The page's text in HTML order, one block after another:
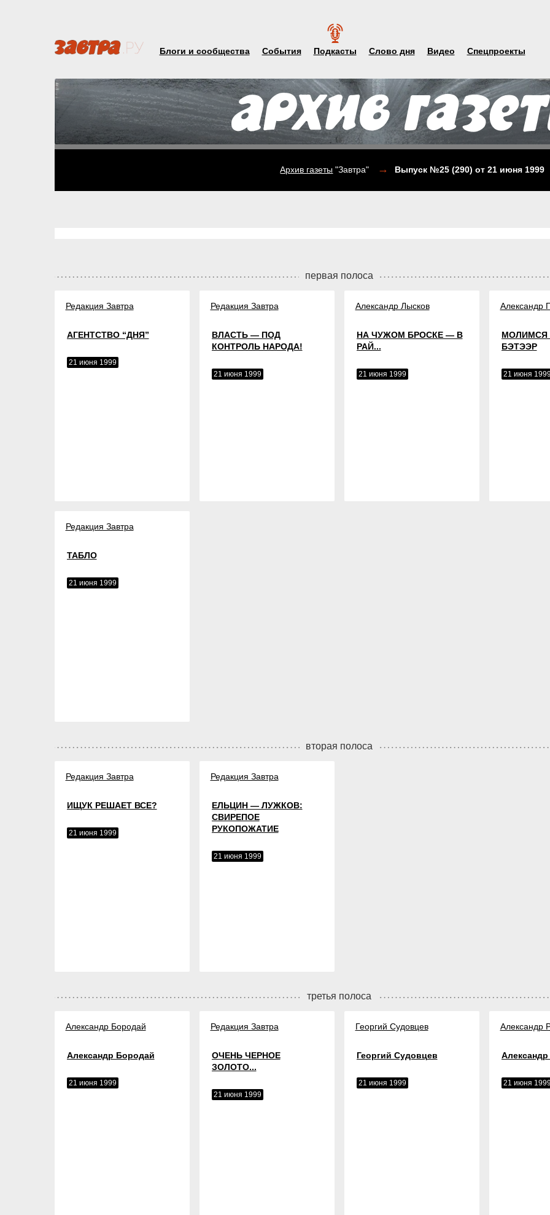
Блоги и сообщества События Подкасты Слово дня Видео Спецпроекты
Архив газеты "Завтра" → Выпуск №25 (290)от 21 июня 1999
первая полоса
Редакция Завтра
АГЕНТСТВО “ДНЯ”
21 июня 1999
Редакция Завтра
ВЛАСТЬ — ПОД
КОНТРОЛЬ НАРОДА!
21 июня 1999
Александр Лысков
НА ЧУЖОМ БРОСКЕ — В
РАЙ...
21 июня 1999
Александр
МОЛИМСЯ
БЭТЭЭР
21 июня
Редакция Завтра
ТАБЛО
21 июня 1999
вторая полоса
Редакция Завтра
ИЩУК РЕШАЕТ ВСЕ?
21 июня 1999
Редакция Завтра
ЕЛЬЦИН — ЛУЖКОВ:
СВИРЕПОЕ
РУКОПОЖАТИЕ
21 июня 1999
третья полоса
Александр Бородай
Александр Бородай
21 июня 1999
Редакция Завтра
ОЧЕНЬ ЧЕРНОЕ
ЗОЛОТО...
21 июня 1999
Георгий Судовцев
Георгий Судовцев
21 июня 1999
Александр
21 июня